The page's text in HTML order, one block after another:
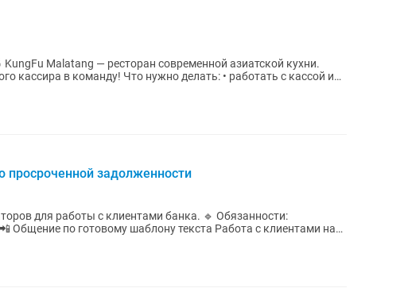
нужно делать: • работать с кассой и
просроченной задолженности
для работы с клиентами банка. 🔹 Обязанности:
Общение по готовому шаблону текста Работа с клиентами на